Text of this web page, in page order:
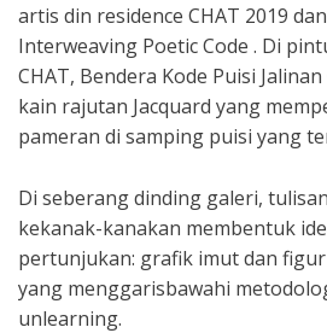
artis din residence CHAT 2019
Interweaving Poetic Code . Di
CHAT, Bendera Kode Puisi
kain rajutan Jacquard yang
pameran di samping puisi yang
Di seberang dinding galeri,
kekanak-kanakan membentuk
pertunjukan: grafik imut dan
yang menggarisbawahi
unlearning.